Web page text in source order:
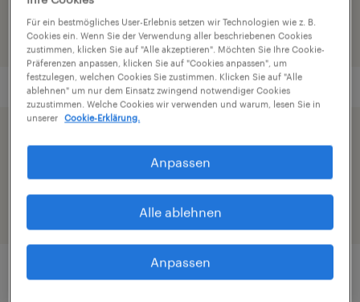
Beschleunige die Bewerbung indem du dein
Für ein bestmögliches User-Erlebnis setzen wir Technologien wie z. B.
Cookies ein. Wenn Sie der Verwendung aller beschriebenen Cookies
zustimmen, klicken Sie auf "Alle akzeptieren". Möchten Sie Ihre Cookie-
Präferenzen anpassen, klicken Sie auf "Cookies anpassen", um
festzulegen, welchen Cookies Sie zustimmen. Klicken Sie auf "Alle
ablehnen" um nur dem Einsatz zwingend notwendiger Cookies
zuzustimmen. Welche Cookies wir verwenden und warum, lesen Sie in
unserer
Cookie-Erklärung.
Anpassen
Alle ablehnen
Anpassen